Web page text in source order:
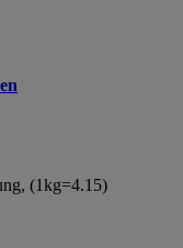
(1kg=4.15)